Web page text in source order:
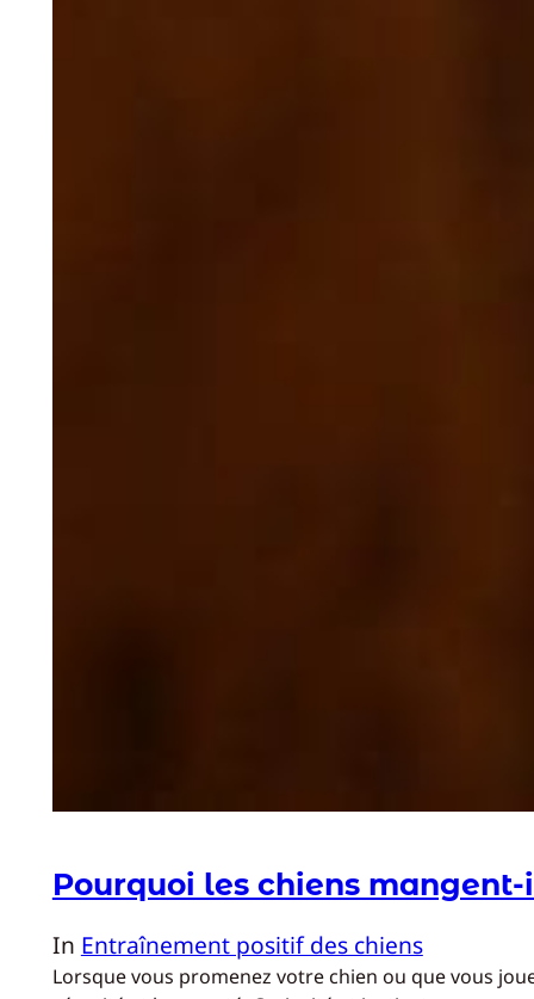
Pourquoi les chiens mangent-
In Entraînement positif des chiens
Lorsque vous promenez votre chien ou que vous